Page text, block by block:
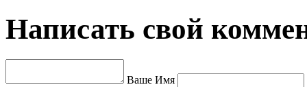
Написать свой
Ваше Имя